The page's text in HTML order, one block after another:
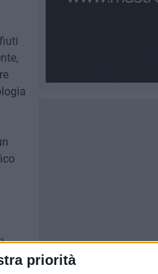
priorità
e